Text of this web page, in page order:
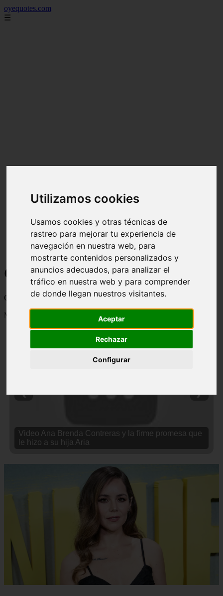
Utilizamos cookies
Usamos cookies y otras técnicas de
rastreo para mejorar tu experiencia de
navegación en nuestra web, para
mostrarte contenidos personalizados y
anuncios adecuados, para analizar el
tráfico en nuestra web y para comprender
de donde llegan nuestros visitantes.
Aceptar
Rechazar
Configurar
oyequotes.com
☰
Curiosidades y Sabias que
Cosas curiosas, curiosidades, noticias impactantes y mucho mas
Mostrando 1 - 24 de 2838 artículos
Video Ana Brenda Contreras y la firme promesa que
le hizo a su hija Aria